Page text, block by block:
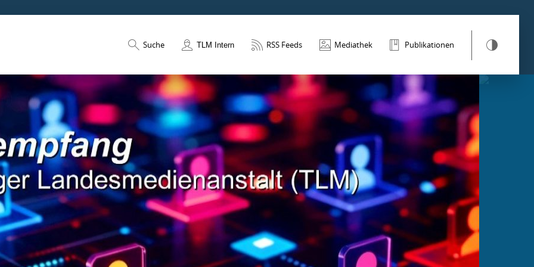
Suche TLM Intern RSS Feeds Mediathek Publikationen